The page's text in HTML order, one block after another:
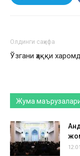
Олдинги саҳифа
Ўзгани ҳаққи
Жума